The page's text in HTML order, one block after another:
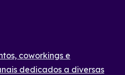
coworkings e
dedicados a diversas